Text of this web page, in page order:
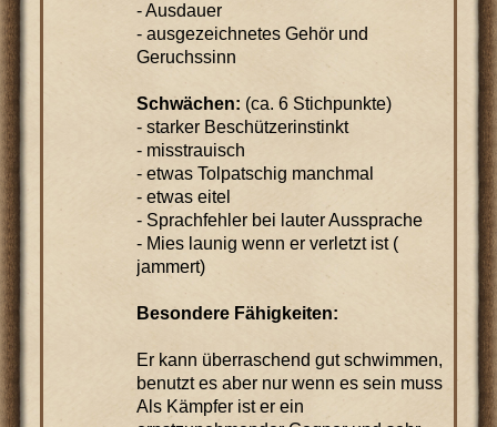
- Ausdauer
- ausgezeichnetes Gehör und
Geruchssinn
Schwächen: (ca. 6 Stichpunkte)
- starker Beschützerinstinkt
- misstrauisch
- etwas Tolpatschig manchmal
- etwas eitel
- Sprachfehler bei lauter Aussprache
- Mies launig wenn er verletzt ist (
jammert)
Besondere Fähigkeiten:
Er kann überraschend gut schwimmen,
benutzt es aber nur wenn es sein muss
Als Kämpfer ist er ein